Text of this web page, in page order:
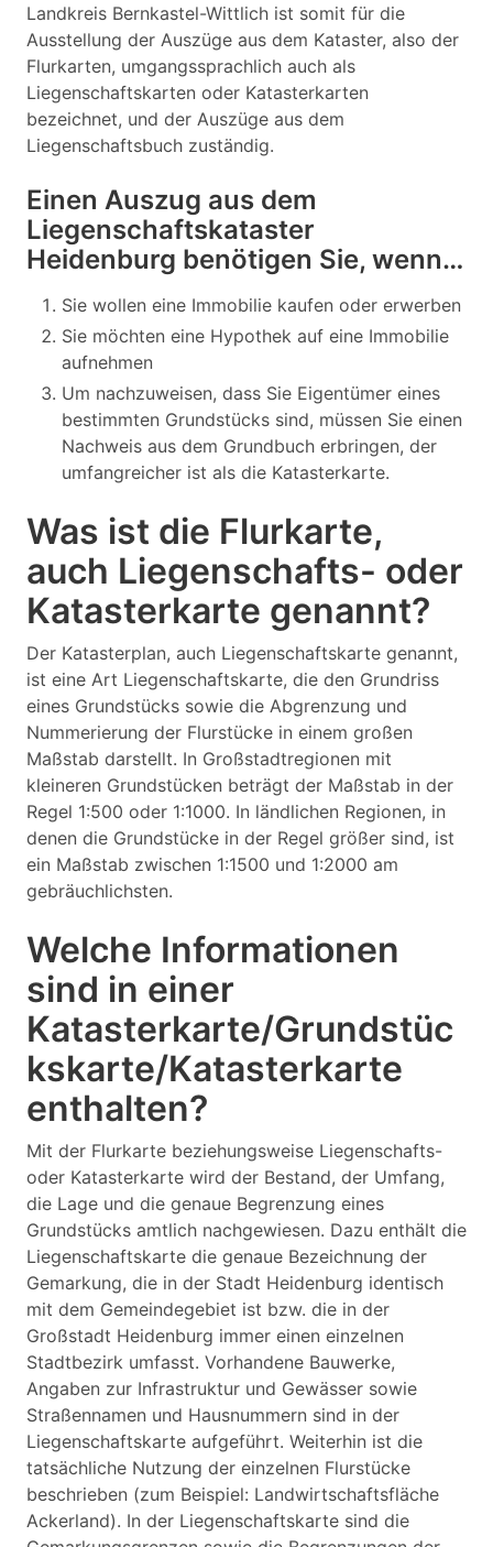
Landkreis Bernkastel-Wittlich ist somit für die
Ausstellung der Auszüge aus dem Kataster, also der
Flurkarten, umgangssprachlich auch als
Liegenschaftskarten oder Katasterkarten
bezeichnet, und der Auszüge aus dem
Liegenschaftsbuch zuständig.
Einen Auszug aus dem
Liegenschaftskataster
Heidenburg benötigen Sie, wenn…
Sie wollen eine Immobilie kaufen oder erwerben
Sie möchten eine Hypothek auf eine Immobilie
aufnehmen
Um nachzuweisen, dass Sie Eigentümer eines
bestimmten Grundstücks sind, müssen Sie einen
Nachweis aus dem Grundbuch erbringen, der
umfangreicher ist als die Katasterkarte.
Was ist die Flurkarte,
auch Liegenschafts- oder
Katasterkarte genannt?
Der Katasterplan, auch Liegenschaftskarte genannt,
ist eine Art Liegenschaftskarte, die den Grundriss
eines Grundstücks sowie die Abgrenzung und
Nummerierung der Flurstücke in einem großen
Maßstab darstellt. In Großstadtregionen mit
kleineren Grundstücken beträgt der Maßstab in der
Regel 1:500 oder 1:1000. In ländlichen Regionen, in
denen die Grundstücke in der Regel größer sind, ist
ein Maßstab zwischen 1:1500 und 1:2000 am
gebräuchlichsten.
Welche Informationen
sind in einer
Katasterkarte/Grundstüc
kskarte/Katasterkarte
enthalten?
Mit der Flurkarte beziehungsweise Liegenschafts-
oder Katasterkarte wird der Bestand, der Umfang,
die Lage und die genaue Begrenzung eines
Grundstücks amtlich nachgewiesen. Dazu enthält die
Liegenschaftskarte die genaue Bezeichnung der
Gemarkung, die in der Stadt Heidenburg identisch
mit dem Gemeindegebiet ist bzw. die in der
Großstadt Heidenburg immer einen einzelnen
Stadtbezirk umfasst. Vorhandene Bauwerke,
Angaben zur Infrastruktur und Gewässer sowie
Straßennamen und Hausnummern sind in der
Liegenschaftskarte aufgeführt. Weiterhin ist die
tatsächliche Nutzung der einzelnen Flurstücke
beschrieben (zum Beispiel: Landwirtschaftsfläche
Ackerland). In der Liegenschaftskarte sind die